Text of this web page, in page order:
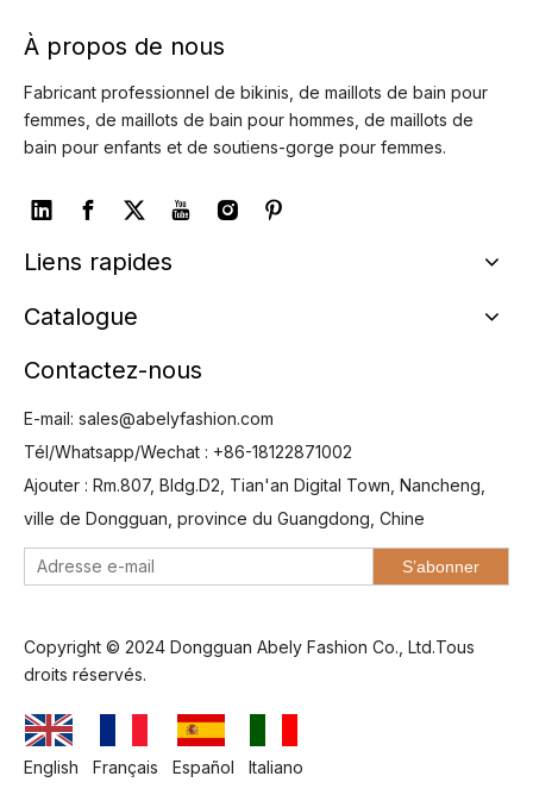
À propos de nous
Fabricant professionnel de bikinis, de maillots de bain pour
femmes, de maillots de bain pour hommes, de maillots de
bain pour enfants et de soutiens-gorge pour femmes.
Liens rapides
Catalogue
Contactez-nous
E-mail: sales@abelyfashion.com
Tél/Whatsapp/Wechat : +86-18122871002
Ajouter : Rm.807, Bldg.D2, Tian'an Digital Town, Nancheng,
ville de Dongguan, province du Guangdong, Chine
S’abonner
Copyright © 2024 Dongguan Abely Fashion Co., Ltd.Tous
droits réservés.
English Français Español Italiano